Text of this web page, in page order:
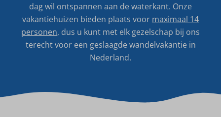
dag wil ontspannen aan de waterkant. Onze
vakantiehuizen bieden plaats voor maximaal 14
personen, dus u kunt met elk gezelschap bij ons
terecht voor een geslaagde wandelvakantie in
Nederland.